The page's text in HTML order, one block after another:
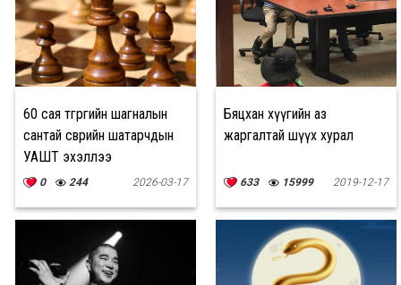
60 сая төгрөгийн шагналын
сантай өсвөрийн шатарчдын
УАШТ эхэллээ
0 244 2026-03-17
Бяцхан хүүгийн аз
жаргалтай шүүх хурал
633 15999 2019-12-17